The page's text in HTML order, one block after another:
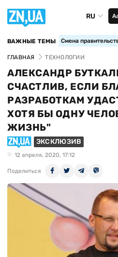
RU
ВАЖНЫЕ ТЕМЫ Смена
ГЛАВНАЯ ТЕХНОЛОГИИ
АЛЕКСАНДР
СЧАСТЛИВ, ЕСЛИ
РАЗРАБОТКАМ
ХОТЯ БЫ ОДНУ
ЖИЗНЬ"
ЭКСКЛЮЗИВ
12 апреля, 2020, 17:12
Поделиться